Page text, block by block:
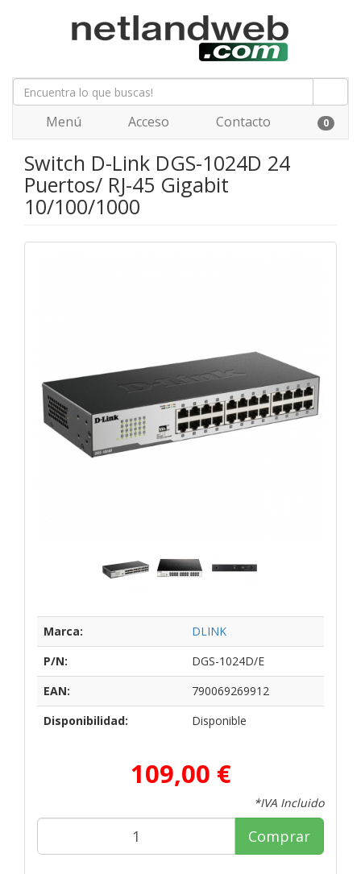
Menú Acceso Contacto 0
Switch D-Link DGS-1024D 24
Puertos/ RJ-45 Gigabit
10/100/1000
Marca:
DLINK
P/N:
DGS-1024D/E
EAN:
790069269912
Disponibilidad:
Disponible
109,00 €
*IVA Incluido
Comprar